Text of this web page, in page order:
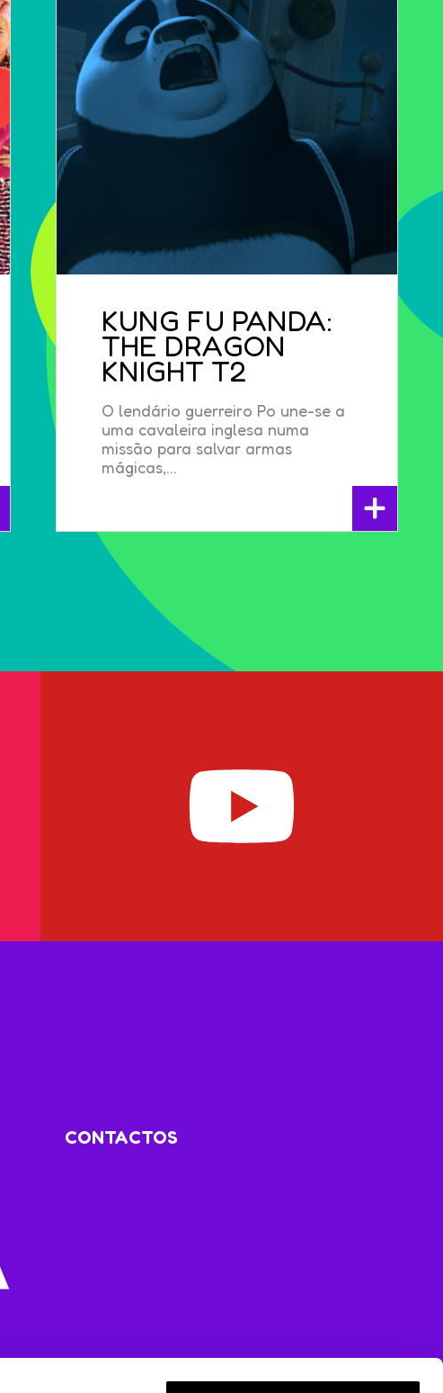
KUNG FU PANDA:
THE DRAGON
KNIGHT T2
O lendário guerreiro Po une-se a
uma cavaleira inglesa numa
missão para salvar armas
mágicas,...
+
CONTACTOS